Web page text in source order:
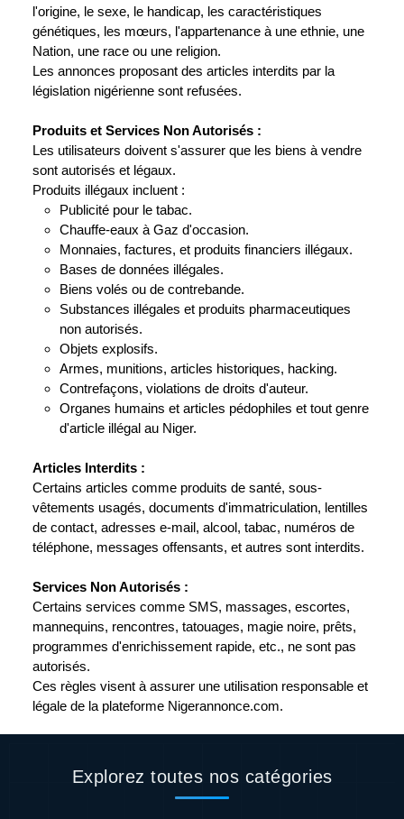
l'origine, le sexe, le handicap, les caractéristiques
génétiques, les mœurs, l'appartenance à une ethnie, une
Nation, une race ou une religion.
Les annonces proposant des articles interdits par la
législation nigérienne sont refusées.
Produits et Services Non Autorisés :
Les utilisateurs doivent s'assurer que les biens à vendre
sont autorisés et légaux.
Produits illégaux incluent :
Publicité pour le tabac.
Chauffe-eaux à Gaz d'occasion.
Monnaies, factures, et produits financiers illégaux.
Bases de données illégales.
Biens volés ou de contrebande.
Substances illégales et produits pharmaceutiques
non autorisés.
Objets explosifs.
Armes, munitions, articles historiques, hacking.
Contrefaçons, violations de droits d'auteur.
Organes humains et articles pédophiles et tout genre
d'article illégal au Niger.
Articles Interdits :
Certains articles comme produits de santé, sous-
vêtements usagés, documents d'immatriculation, lentilles
de contact, adresses e-mail, alcool, tabac, numéros de
téléphone, messages offensants, et autres sont interdits.
Services Non Autorisés :
Certains services comme SMS, massages, escortes,
mannequins, rencontres, tatouages, magie noire, prêts,
programmes d'enrichissement rapide, etc., ne sont pas
autorisés.
Ces règles visent à assurer une utilisation responsable et
légale de la plateforme Nigerannonce.com.
Explorez toutes nos catégories